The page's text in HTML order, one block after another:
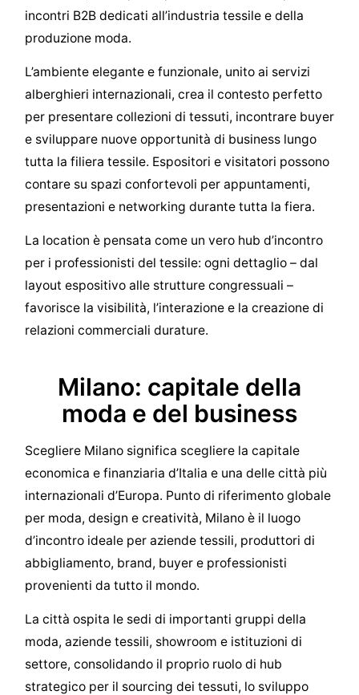
incontri B2B dedicati all’industria tessile e della
produzione moda.
L’ambiente elegante e funzionale, unito ai servizi
alberghieri internazionali, crea il contesto perfetto
per presentare collezioni di tessuti, incontrare buyer
e sviluppare nuove opportunità di business lungo
tutta la filiera tessile. Espositori e visitatori possono
contare su spazi confortevoli per appuntamenti,
presentazioni e networking durante tutta la fiera.
La location è pensata come un vero hub d’incontro
per i professionisti del tessile: ogni dettaglio – dal
layout espositivo alle strutture congressuali –
favorisce la visibilità, l’interazione e la creazione di
relazioni commerciali durature.
Milano: capitale della
moda e del business
Scegliere Milano significa scegliere la capitale
economica e finanziaria d’Italia e una delle città più
internazionali d’Europa. Punto di riferimento globale
per moda, design e creatività, Milano è il luogo
d’incontro ideale per aziende tessili, produttori di
abbigliamento, brand, buyer e professionisti
provenienti da tutto il mondo.
La città ospita le sedi di importanti gruppi della
moda, aziende tessili, showroom e istituzioni di
settore, consolidando il proprio ruolo di hub
strategico per il sourcing dei tessuti, lo sviluppo